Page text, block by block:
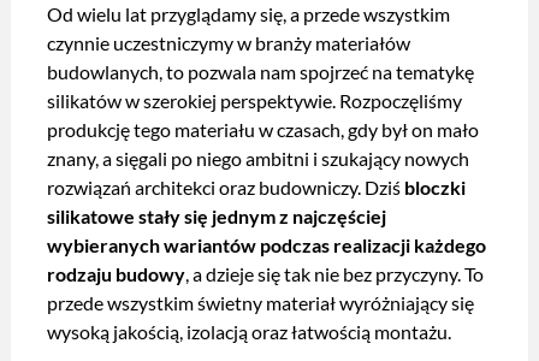
Od wielu lat przyglądamy się, a przede wszystkim
czynnie uczestniczymy w branży materiałów
budowlanych, to pozwala nam spojrzeć na tematykę
silikatów w szerokiej perspektywie. Rozpoczęliśmy
produkcję tego materiału w czasach, gdy był on mało
znany, a sięgali po niego ambitni i szukający nowych
rozwiązań architekci oraz budowniczy. Dziś bloczki
silikatowe stały się jednym z najczęściej
wybieranych wariantów podczas realizacji każdego
rodzaju budowy, a dzieje się tak nie bez przyczyny. To
przede wszystkim świetny materiał wyróżniający się
wysoką jakością, izolacją oraz łatwością montażu.